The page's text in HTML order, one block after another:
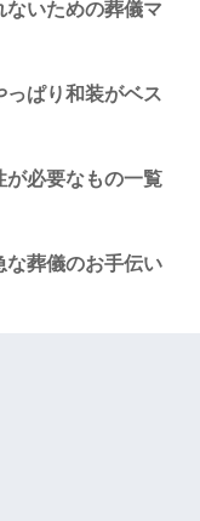
ないための葬儀マ
ぱり和装がベス
が必要なもの一覧
な葬儀のお手伝い